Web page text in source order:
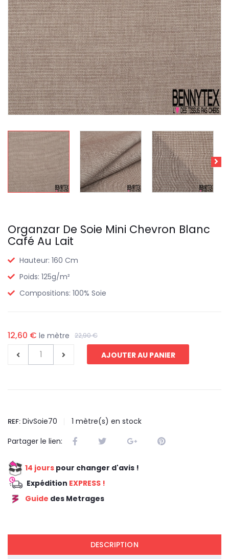
Organzar De Soie Mini Chevron Blanc
Café Au Lait
Hauteur: 160 Cm
Poids: 125g/m²
Compositions: 100% Soie
12,60 € le mètre 22,90 €
AJOUTER AU PANIER
REF: DivSoie70 1 mètre(s) en stock
Partager le lien:
14 jours pour changer d'avis !
Expédition EXPRESS !
Guide des Metrages
DESCRIPTION